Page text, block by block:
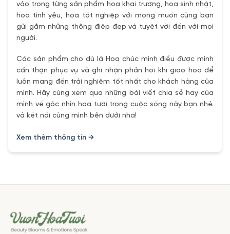
vào trong từng sản phẩm hoa khai trương, hoa sinh nhật,
hoa tình yêu, hoa tốt nghiệp với mong muốn cùng bạn
gửi gắm những thông điệp đẹp và tuyệt vời đến với mọi
người.
Các sản phẩm cho dù là Hoa chúc mình điều được mình
cẩn thận phục vụ và ghi nhận phản hồi khi giao hoa để
luôn mang đến trải nghiệm tốt nhất cho khách hàng của
mình. Hãy cùng xem qua những bài viết chia sẻ hay của
mình về góc nhìn hoa tươi trong cuộc sống này bạn nhé.
và kết nối cùng mình bên dưới nha!
Xem thêm thông tin →